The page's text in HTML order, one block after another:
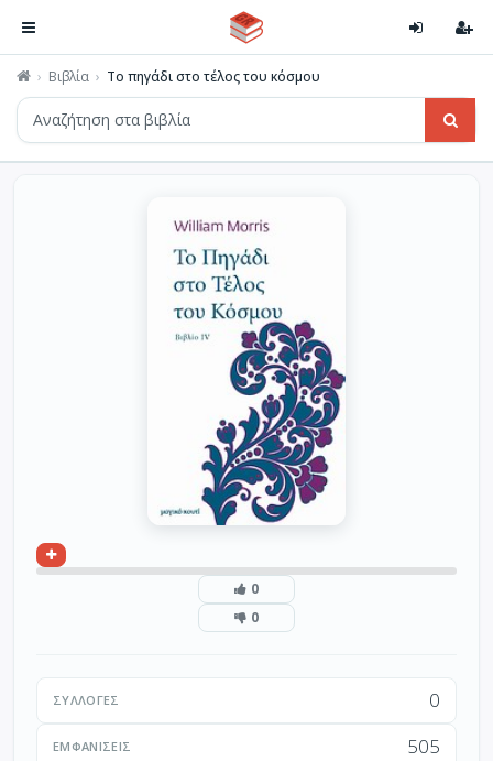
Βιβλία Το πηγάδι στο τέλος του κόσμου
0
0
ΣΥΛΛΟΓΈΣ 0
ΕΜΦΑΝΊΣΕΙΣ 505